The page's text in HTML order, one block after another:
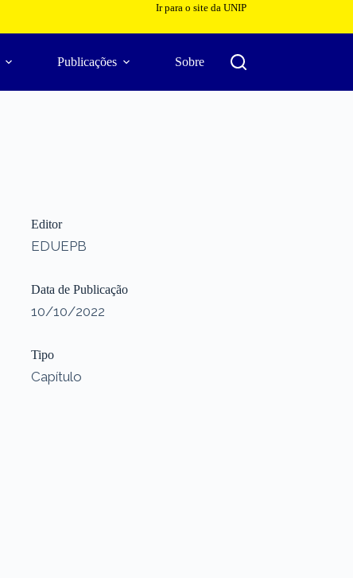
Ir para o site da UNIP
Publicações Sobre
Editor
EDUEPB
Data de Publicação
10/10/2022
Tipo
Capítulo